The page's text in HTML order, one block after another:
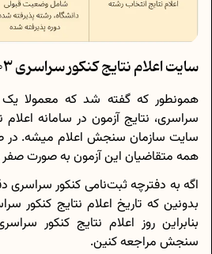
سایت اعلام نتایج کنکور سراسری 1403
همونطور که گفته شد که معمولا یک
سراسری، نتایج آزمون در سامانه
سایت سازمان سنجش اعلام میشه. در
همه متقاضیان این آزمون به صورت
اگه به دفترچه ثبت‌نامی کنکور سراسری
بنابراین روز اعلام نتایج کنکور
سنجش مراجعه کنین.